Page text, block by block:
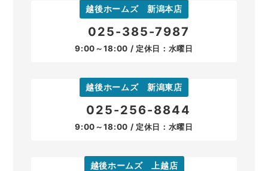
越後ホームズ 新潟本店
025-385-7987
9:00～18:00 / 定休日：水曜日
越後ホームズ 新潟東店
025-256-8844
9:00～18:00 / 定休日：水曜日
越後ホームズ 上越店